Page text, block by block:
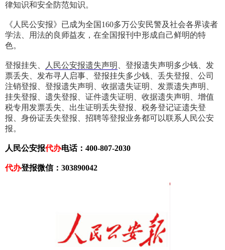
律知识和安全防范知识。
《人民公安报》已成为全国160多万公安民警及社会各界读者
学法、用法的良师益友，在全国报刊中形成自己鲜明的特
色。
登报挂失、 人民公安报遗失声明
、登报遗失声明多少钱、发
票丢失、发布寻人启事、登报挂失多少钱、丢失登报、公司
注销登报、登报遗失声明、收据遗失证明、发票遗失声明、
挂失登报、遗失登报、证件遗失证明、收据遗失声明、增值
税专用发票丢失、出生证明丢失登报、税务登记证遗失登
报、身份证丢失登报、招聘等登报业务都可以联系人民公安
报。
人民公安报代办电话：400-807-2030
代办登报微信：303890042